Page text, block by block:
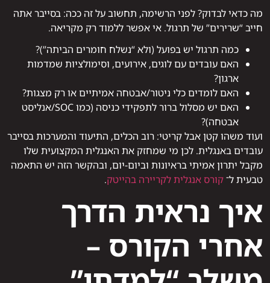
מה כדאי לבדוק? לפני הרשימה, תחשוב על זה ככה: בסייבר אתה
חייב “שרירים” של תרגול. אי אפשר ללמוד רק מקריאה.
כמה תרגול יש בפועל (ולא “נשלח חומרים הביתה”)?
האם עובדים עם לוגים, אירועים, וסימולציות שמדמות
ארגון?
האם לומדים כלי ניטור/אבטחה אמיתיים או רק מצגות?
האם יש מסלול ברור לתפקידי כניסה (כמו SOC/אנליסט
אבטחה)?
ועוד משהו קטן אבל קריטי: רוב הכלים, התיעוד והמערכות בסייבר
עובדים באנגלית. לכן מי שמחזק את האנגלית המקצועית שלו
מקבל יתרון אמיתי בראיונות וביום-יום, ובהקשר הזה יש התאמה
טבעית ל־קורס אנגלית לקריירה בהייטק.
איך נראית הדרך
אחרי הקורס –